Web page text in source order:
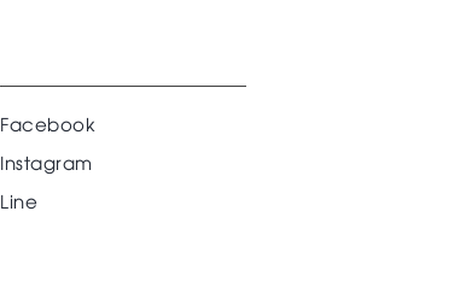
Facebook
Instagram
Line